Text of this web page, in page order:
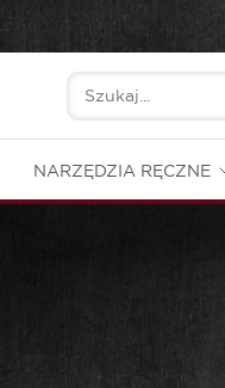
NARZĘDZIA RĘCZNE